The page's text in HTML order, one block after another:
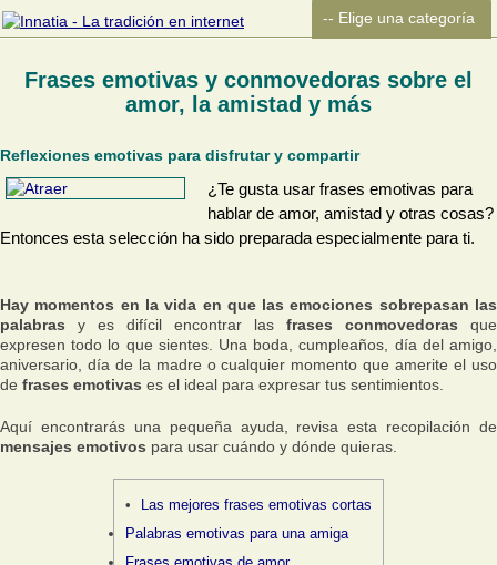
Frases emotivas y conmovedoras sobre el
amor, la amistad y más
Reflexiones emotivas para disfrutar y compartir
¿Te gusta usar frases emotivas para
hablar de amor, amistad y otras cosas?
Entonces esta selección ha sido preparada especialmente para ti.
Hay momentos en la vida en que las emociones sobrepasan las
palabras y es difícil encontrar las frases conmovedoras que
expresen todo lo que sientes. Una boda, cumpleaños, día del amigo,
aniversario, día de la madre o cualquier momento que amerite el uso
de frases emotivas es el ideal para expresar tus sentimientos.
Aquí encontrarás una pequeña ayuda, revisa esta recopilación de
mensajes emotivos para usar cuándo y dónde quieras.
Las mejores frases emotivas cortas
Palabras emotivas para una amiga